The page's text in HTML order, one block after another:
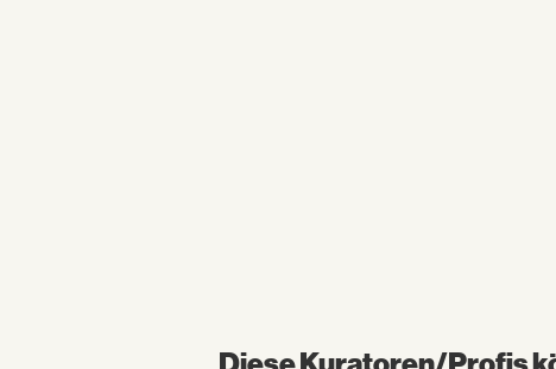
Diese Kuratoren/Profis